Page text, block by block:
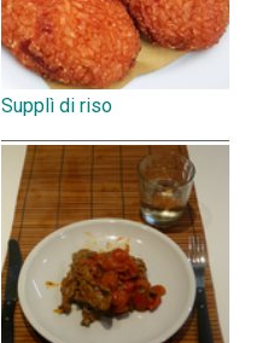
Supplì di riso